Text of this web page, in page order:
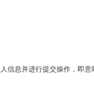
信息并进行提交操作，即